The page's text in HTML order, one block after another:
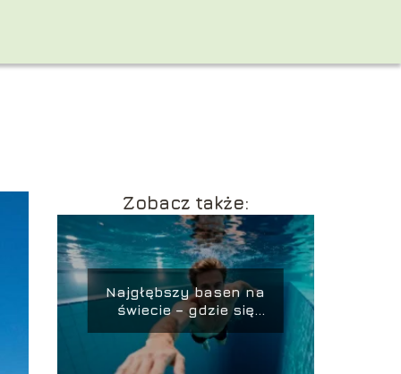
Zobacz także:
Najgłębszy basen na
świecie – gdzie się
znajduje i ile ma
metrów?